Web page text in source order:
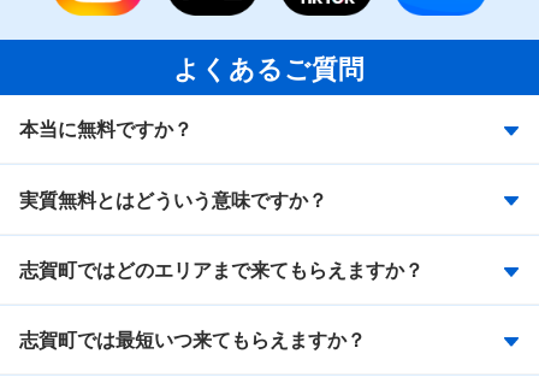
よくあるご質問
本当に無料ですか？
実質無料とはどういう意味ですか？
志賀町ではどのエリアまで来てもらえますか？
志賀町では最短いつ来てもらえますか？